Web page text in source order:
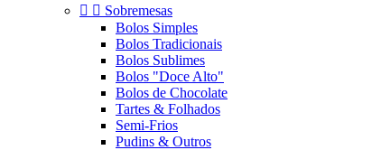
  Sobremesas
Bolos Simples
Bolos Tradicionais
Bolos Sublimes
Bolos "Doce Alto"
Bolos de Chocolate
Tartes & Folhados
Semi-Frios
Pudins & Outros